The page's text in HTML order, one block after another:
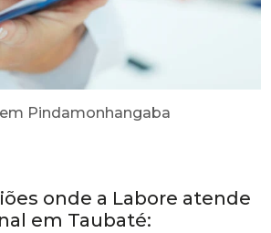
Pindamonhangaba
onde a Labore atende
em Taubaté: